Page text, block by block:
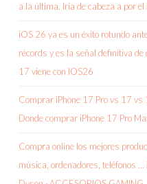
a la última. Iría de cabeza a por el
iOS 26 ya es un éxito rotundo
récords y es la señal definitiva
17 viene con IOS26
Comprar iPhone 17 Pro vs 17
Donde comprar iPhone 17 Pro
Compra online los mejores
música, ordenadores, teléfonos …